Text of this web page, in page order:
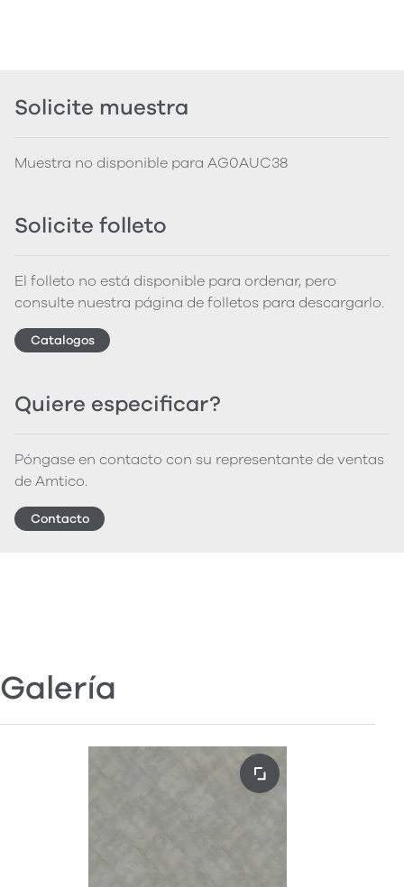
Solicite muestra
Muestra no disponible para AG0AUC38
Solicite folleto
El folleto no está disponible para ordenar, pero
consulte nuestra página de folletos para descargarlo.
Catalogos
Quiere especificar?
Póngase en contacto con su representante de ventas
de Amtico.
Contacto
Galería